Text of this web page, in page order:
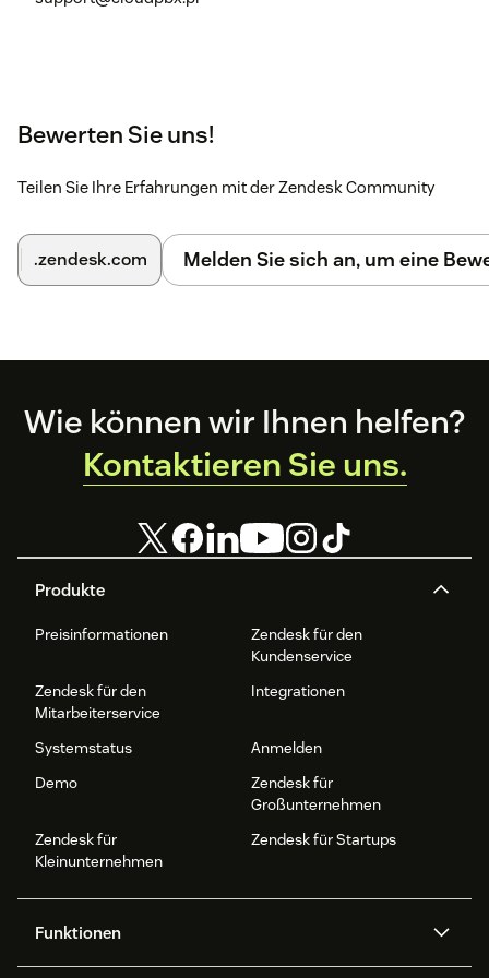
Bewerten Sie uns!
Teilen Sie Ihre Erfahrungen mit der Zendesk Community
.zendesk.com Melden Sie sich an, um eine
Footer
Produkte
Preisinformationen
Zendesk für den
Kundenservice
Zendesk für den
Mitarbeiterservice
Integrationen
Systemstatus
Anmelden
Demo
Zendesk für
Großunternehmen
Zendesk für
Kleinunternehmen
Zendesk für Startups
Funktionen
Wie können wir Ihnen helfen?
Kontaktieren Sie uns.